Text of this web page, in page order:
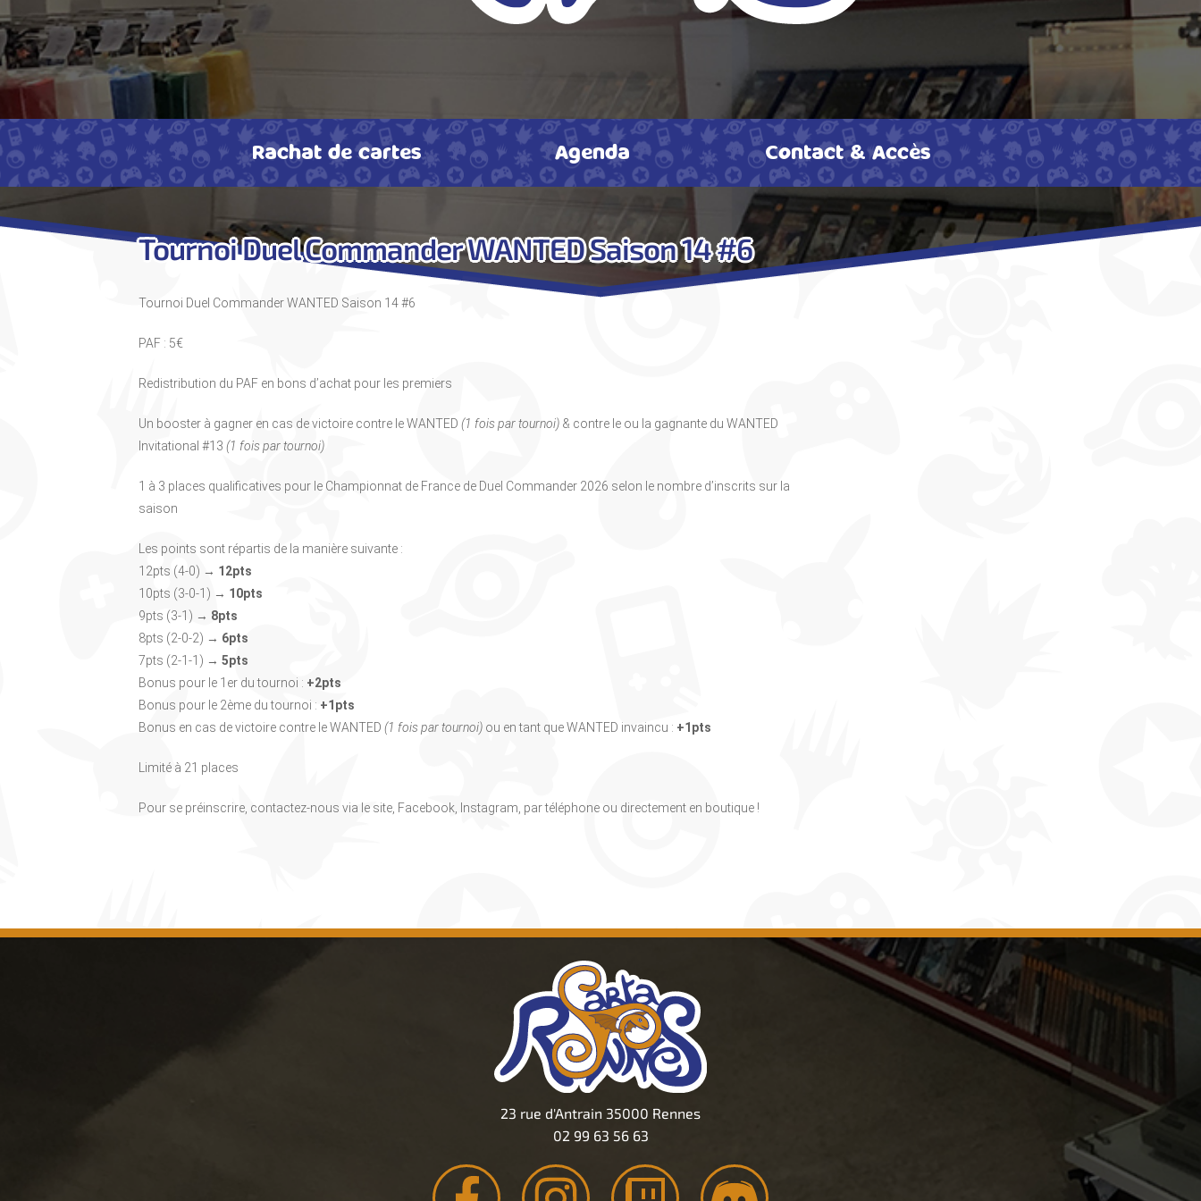
Rachat de cartes Agenda Contact & Accès
Tournoi Duel Commander WANTED Saison 14 #6
Tournoi Duel Commander WANTED Saison 14 #6
PAF : 5€
Redistribution du PAF en bons d’achat pour les premiers
Un booster à gagner en cas de victoire contre le WANTED(1 fois par tournoi) & contre le ou la gagnante du WANTED
Invitational #13(1 fois par tournoi)
1 à 3 places qualificatives pour le Championnat de France de Duel Commander 2026 selon le nombre d’inscrits sur la
saison
Les points sont répartis de la manière suivante :
12pts (4-0) → 12pts
10pts (3-0-1) → 10pts
9pts (3-1) → 8pts
8pts (2-0-2) → 6pts
7pts (2-1-1) →5pts
Bonus pour le 1er du tournoi : +2pts
Bonus pour le 2ème du tournoi : +1pts
Bonus en cas de victoire contre le WANTED (1 fois par tournoi) ou en tant que WANTED invaincu : +1pts
Limité à 21 places
Pour se préinscrire, contactez-nous via le site, Facebook, Instagram, par téléphone ou directement en boutique !
23 rue d'Antrain 35000 Rennes
02 99 63 56 63